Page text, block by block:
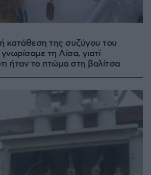
κατάθεση της συζύγου του
τη Λίσα, γιατί
ήταν το πτώμα στη βαλίτσα